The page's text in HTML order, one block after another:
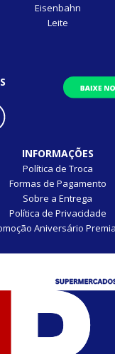
Eisenbahn
Leite
INFORMAÇÕES
Política de Troca
Formas de Pagamento
Sobre a Entrega
Política de Privacidade
Aniversário